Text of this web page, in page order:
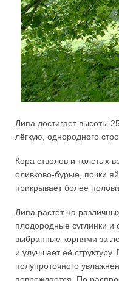
Липа достигает высоты
лёгкую, однородного
Кора стволов и толстых
оливково-бурые, почки
прикрывает более
Липа растёт на
плодородные суглинки и
выбранные корнями за
и улучшает её
полупроточного